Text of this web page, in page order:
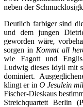
neben der
Deutlich farbiger sind
und dem jungen
geworden wäre,
sorgen in Kommt all
wie Fagott und
Ludwig dieses Idyll mit
dominiert.
klingt er in O Jesulein
Fischer-Dieskaus
Streichquartett Berlin